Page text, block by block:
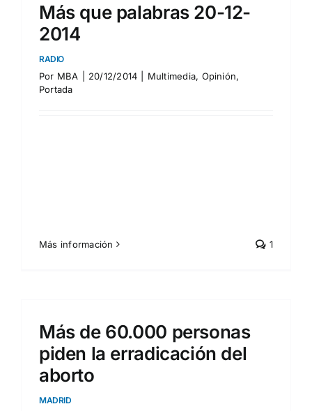
Más que palabras 20-12-
2014
RADIO
Por MBA 20/12/2014 Multimedia, Opinión,
Portada
Más información 1
Más de 60.000 personas
piden la erradicación del
aborto
MADRID